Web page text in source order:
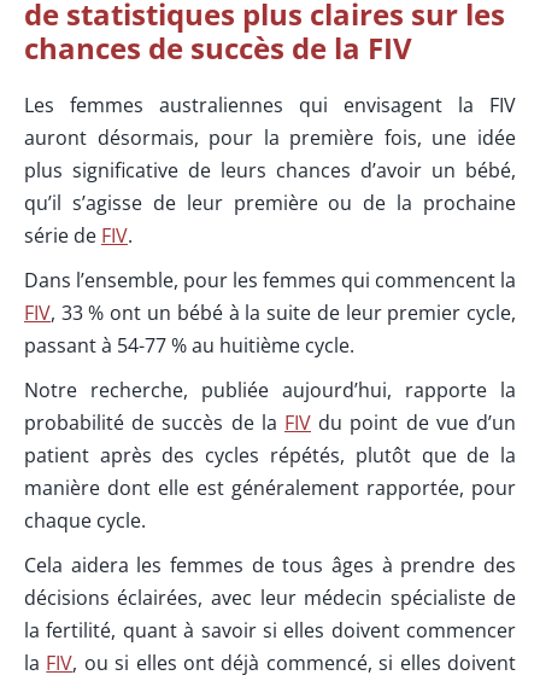
de statistiques plus claires sur les
chances de succès de la FIV
Les femmes australiennes qui envisagent la FIV
auront désormais, pour la première fois, une idée
plus significative de leurs chances d’avoir un bébé,
qu’il s’agisse de leur première ou de la prochaine
série de FIV.
Dans l’ensemble, pour les femmes qui commencent la
FIV, 33 % ont un bébé à la suite de leur premier cycle,
passant à 54-77 % au huitième cycle.
Notre recherche, publiée aujourd’hui, rapporte la
probabilité de succès de la FIV du point de vue d’un
patient après des cycles répétés, plutôt que de la
manière dont elle est généralement rapportée, pour
chaque cycle.
Cela aidera les femmes de tous âges à prendre des
décisions éclairées, avec leur médecin spécialiste de
la fertilité, quant à savoir si elles doivent commencer
la FIV, ou si elles ont déjà commencé, si elles doivent